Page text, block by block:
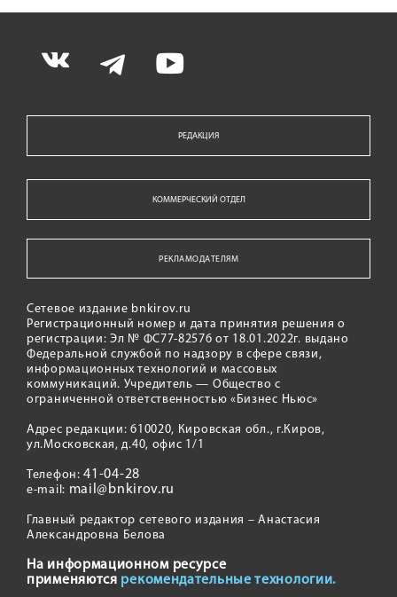
РЕДАКЦИЯ
КОММЕРЧЕСКИЙ ОТДЕЛ
РЕКЛАМОДАТЕЛЯМ
Сетевое издание bnkirov.ru
Регистрационный номер и дата принятия решения о
регистрации: Эл № ФС77-82576 от 18.01.2022г. выдано
Федеральной службой по надзору в сфере связи,
информационных технологий и массовых
коммуникаций. Учредитель — Общество с
ограниченной ответственностью «Бизнес Ньюс»
Адрес редакции: 610020, Кировская обл., г.Киров,
ул.Московская, д.40, офис 1/1
Телефон:41-04-28
e-mail: mail@bnkirov.ru
Главный редактор сетевого издания – Анастасия
Александровна Белова
На информационном ресурсе
применяются рекомендательные технологии.